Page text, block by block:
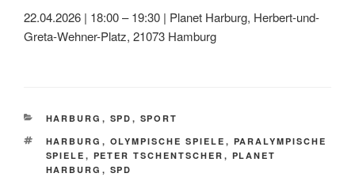
22.04.2026 | 18:00 – 19:30 | Planet Harburg, Herbert-und-
Greta-Wehner-Platz, 21073 Hamburg
KATEGORIEN
HARBURG , SPD , SPORT
SCHLAGWÖRTER
HARBURG , OLYMPISCHE SPIELE , PARALYMPISCHE
SPIELE , PETER TSCHENTSCHER , PLANET
HARBURG , SPD